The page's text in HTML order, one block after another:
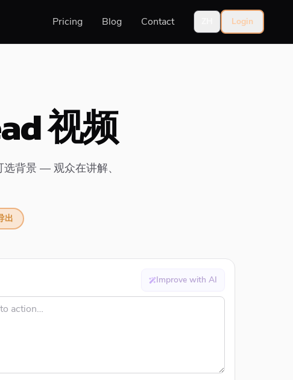
Pricing Blog Contact Login
视频
背景 — 观众在讲解、
出
Improve with AI